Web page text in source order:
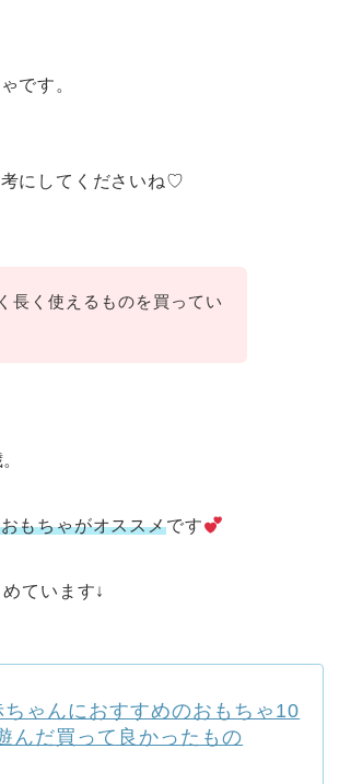
です。
にしてくださいね♡
長く使えるものを買ってい
もちゃがオススメです
ています↓
ゃんにおすすめのおもちゃ10
んだ買って良かったもの